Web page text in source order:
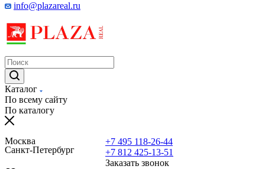
info@plazareal.ru
Каталог
По всему сайту
По каталогу
Москва
Санкт-Петербург
+7 495 118-26-44
+7 812 425-13-51
Заказать звонок